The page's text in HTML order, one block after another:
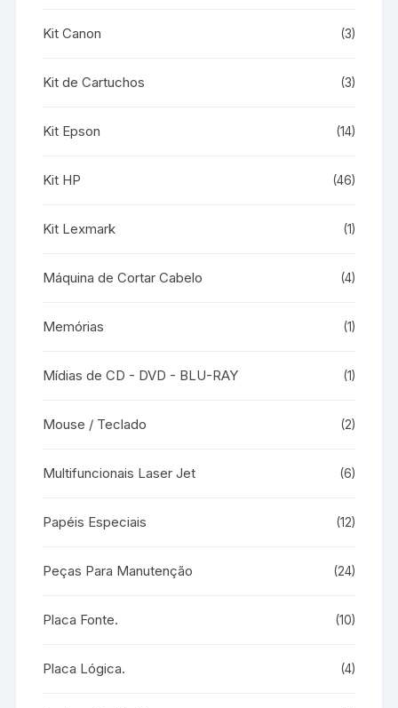
Kit Canon (3)
Kit de Cartuchos (3)
Kit Epson (14)
Kit HP (46)
Kit Lexmark (1)
Máquina de Cortar Cabelo (4)
Memórias (1)
Mídias de CD - DVD - BLU-RAY (1)
Mouse / Teclado (2)
Multifuncionais Laser Jet (6)
Papéis Especiais (12)
Peças Para Manutenção (24)
Placa Fonte. (10)
Placa Lógica. (4)